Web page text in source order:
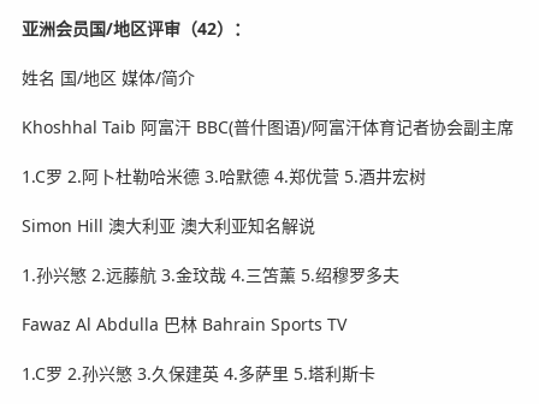
亚洲会员国/地区评审（42）：
姓名 国/地区 媒体/简介
Khoshhal Taib 阿富汗 BBC(普什图语)/阿富汗体育记者协会副主席
1.C罗 2.阿卜杜勒哈米德 3.哈默德 4.郑优营 5.酒井宏树
Simon Hill 澳大利亚 澳大利亚知名解说
1.孙兴慜 2.远藤航 3.金玟哉 4.三笘薰 5.绍穆罗多夫
Fawaz Al Abdulla 巴林 Bahrain Sports TV
1.C罗 2.孙兴慜 3.久保建英 4.多萨里 5.塔利斯卡